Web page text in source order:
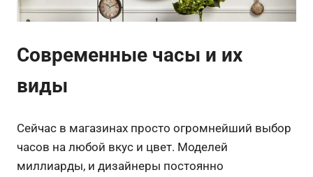
Современные часы и их
виды
Сейчас в магазинах просто огромнейший выбор
часов на любой вкус и цвет. Моделей
миллиарды, и дизайнеры постоянно